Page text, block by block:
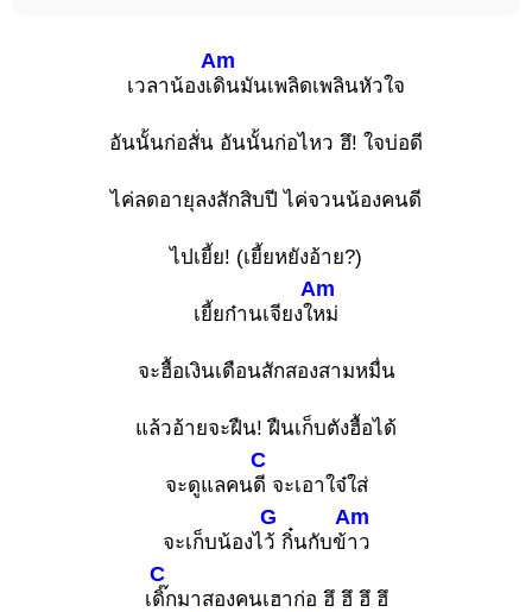
เวลาน้องเ
Am
ดินมันเพลิดเพลินหัวใจ
อันนั้นก่อสั่น อันนั้นก่อไหว ฮึ! ใจบ่อดี
ไค่ลดอายุลงสักสิบปี ไค่จวนน้องคนดี
ไปเยี้ย! (เยี้ยหยังอ้าย?)
เยี้ยก๋านเจียงใ
Am
หม่
จะฮื้อเงินเดือนสักสองสามหมื่น
แล้วอ้ายจะฝืน! ฝืนเก็บตังฮื้อได้
จะดูแลคน
C
ดี จะเอาใจ๋ใส่
จะเก็บน้องไ
G
ว้ กิ๋นกับข้
Am
าว
เ
C
ดิ๊กมาสองคนเฮาก่อ ฮึ ฮึ ฮึ ฮึ